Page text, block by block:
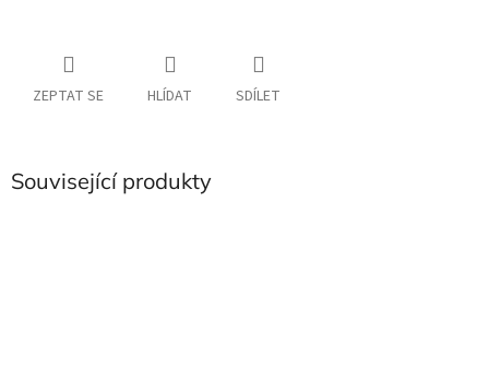
ZEPTAT SE HLÍDAT SDÍLET
Související produkty